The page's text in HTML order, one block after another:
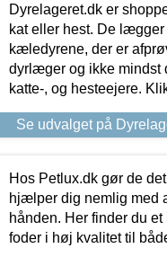
Dyrelageret.dk er
kat eller hest. De
kæledyrene, der er
dyrlæger og ikke mindst
katte-, og hesteejere.
Se udvalget på
Hos Petlux.dk gør de
hjælper dig nemlig med
hånden. Her finder du
foder i høj kvalitet til